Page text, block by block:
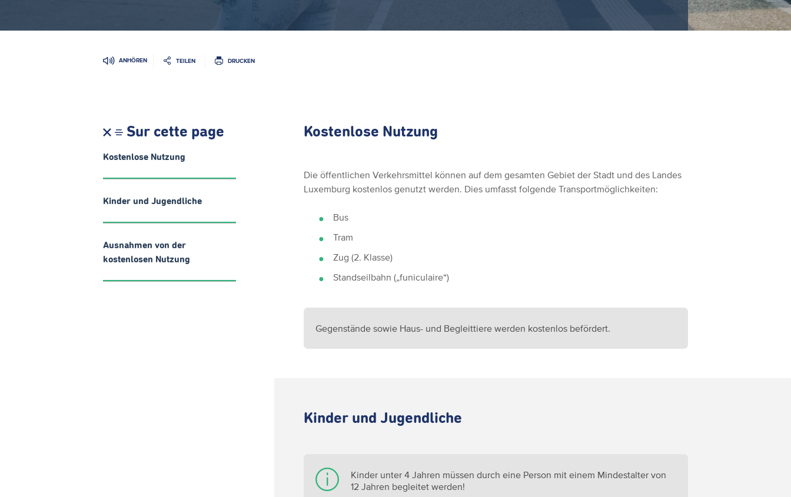
ANHÖREN TEILEN DRUCKEN
Sur cette page
Kostenlose Nutzung
Kinder und Jugendliche
Ausnahmen von der
kostenlosen Nutzung
Kostenlose Nutzung
Die öffentlichen Verkehrsmittel können auf dem gesamten Gebiet der Stadt und des Landes
Luxemburg kostenlos genutzt werden. Dies umfasst folgende Transportmöglichkeiten:
Bus
Tram
Zug (2. Klasse)
Standseilbahn („funiculaire“)
Gegenstände sowie Haus- und Begleittiere werden kostenlos befördert.
Kinder und Jugendliche
Kinder unter 4 Jahren müssen durch eine Person mit einem Mindestalter von
12 Jahren begleitet werden!